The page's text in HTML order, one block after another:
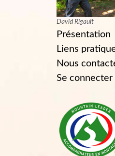
David Rigault
Présentation
Liens
Nous
Se connecter